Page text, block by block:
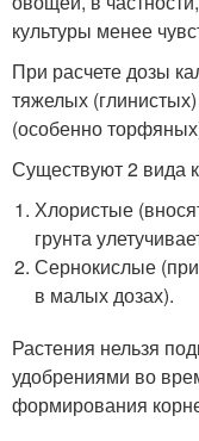
культуры менее
При расчете дозы
тяжелых
(особенно
Существуют 2 вида
Хлористые
грунта
Сернокислые
в малых дозах).
Растения нельзя
удобрениями во
формирования